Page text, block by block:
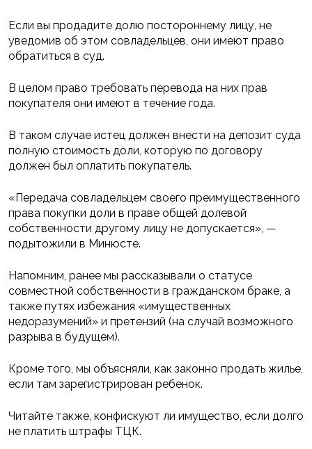
Если вы продадите долю постороннему лицу, не
уведомив об этом совладельцев, они имеют право
обратиться в суд.
В целом право требовать перевода на них прав
покупателя они имеют в течение года.
В таком случае истец должен внести на депозит суда
полную стоимость доли, которую по договору
должен был оплатить покупатель.
«Передача совладельцем своего преимущественного
права покупки доли в праве общей долевой
собственности другому лицу не допускается», —
подытожили в Минюсте.
Напомним, ранее мы рассказывали о статусе
совместной собственности в гражданском браке, а
также путях избежания «имущественных
недоразумений» и претензий (на случай возможного
разрыва в будущем).
Кроме того, мы объясняли, как законно продать жилье,
если там зарегистрирован ребенок.
Читайте также, конфискуют ли имущество, если долго
не платить штрафы ТЦК.